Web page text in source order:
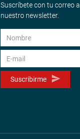
Suscríbete con tu correo a
nuestro newsletter.
Suscribirme